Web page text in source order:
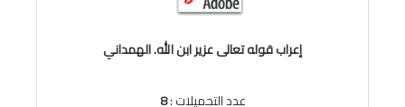
إعراب قوله تعالى عزير ابن الله. الهمداني
عدد التحميلات :8